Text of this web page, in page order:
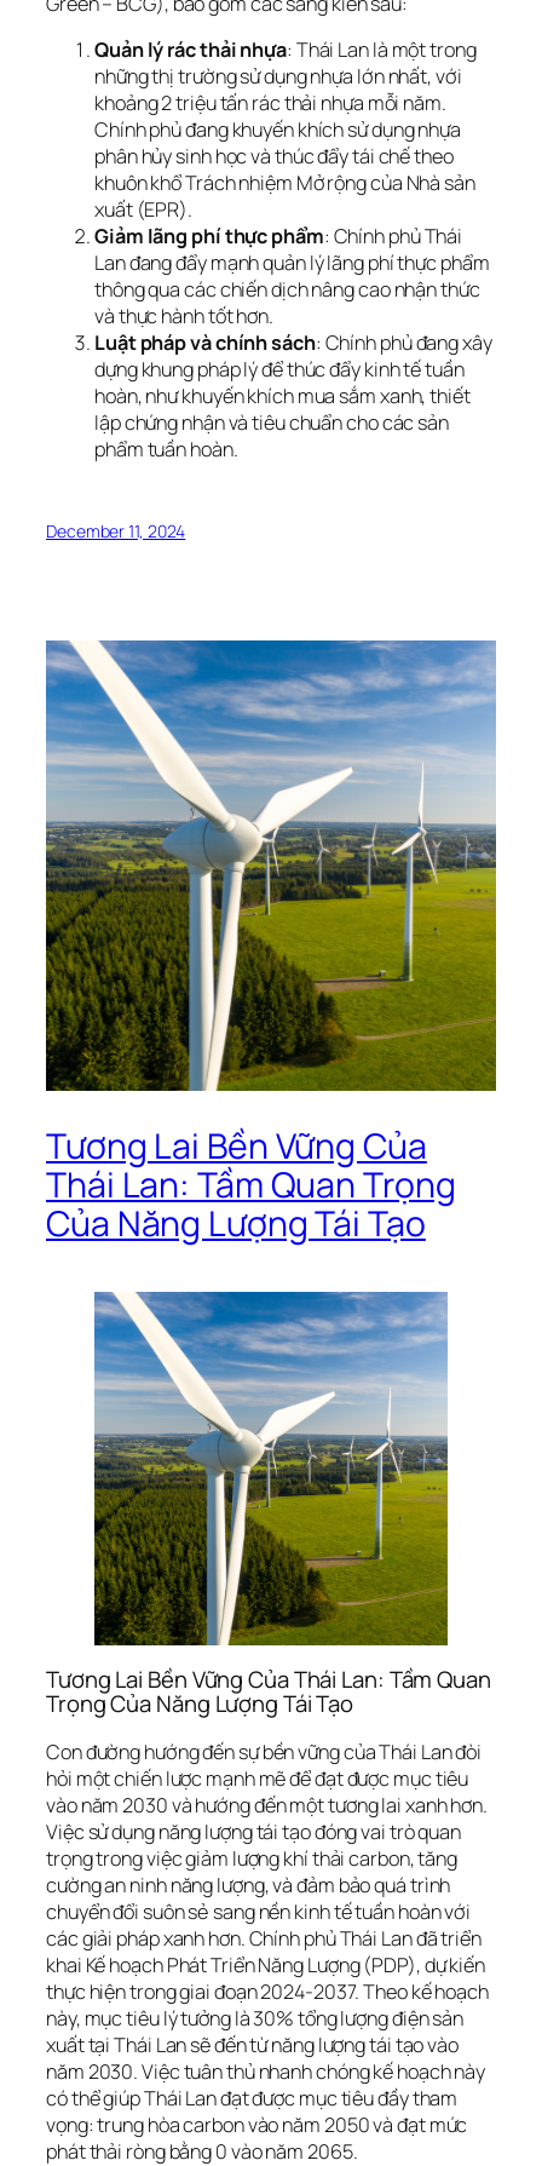
Quản lý rác thải nhựa: Thái Lan là một trong
những thị trường sử dụng nhựa lớn nhất, với
khoảng 2 triệu tấn rác thải nhựa mỗi năm.
Chính phủ đang khuyến khích sử dụng nhựa
phân hủy sinh học và thúc đẩy tái chế theo
khuôn khổ Trách nhiệm Mở rộng của Nhà sản
xuất (EPR).
Giảm lãng phí thực phẩm: Chính phủ Thái
Lan đang đẩy mạnh quản lý lãng phí thực phẩm
thông qua các chiến dịch nâng cao nhận thức
và thực hành tốt hơn.
Luật pháp và chính sách: Chính phủ đang xây
dựng khung pháp lý để thúc đẩy kinh tế tuần
hoàn, như khuyến khích mua sắm xanh, thiết
lập chứng nhận và tiêu chuẩn cho các sản
phẩm tuần hoàn.
December 11, 2024
Tương Lai Bền Vững Của
Thái Lan: Tầm Quan Trọng
Của Năng Lượng Tái Tạo
Tương Lai Bền Vững Của Thái Lan: Tầm Quan
Trọng Của Năng Lượng Tái Tạo
Con đường hướng đến sự bền vững của Thái Lan đòi
hỏi một chiến lược mạnh mẽ để đạt được mục tiêu
vào năm 2030 và hướng đến một tương lai xanh hơn.
Việc sử dụng năng lượng tái tạo đóng vai trò quan
trọng trong việc giảm lượng khí thải carbon, tăng
cường an ninh năng lượng, và đảm bảo quá trình
chuyển đổi suôn sẻ sang nền kinh tế tuần hoàn với
các giải pháp xanh hơn. Chính phủ Thái Lan đã triển
khai Kế hoạch Phát Triển Năng Lượng (PDP), dự kiến
thực hiện trong giai đoạn 2024-2037. Theo kế hoạch
này, mục tiêu lý tưởng là 30% tổng lượng điện sản
xuất tại Thái Lan sẽ đến từ năng lượng tái tạo vào
năm 2030. Việc tuân thủ nhanh chóng kế hoạch này
có thể giúp Thái Lan đạt được mục tiêu đầy tham
vọng: trung hòa carbon vào năm 2050 và đạt mức
phát thải ròng bằng 0 vào năm 2065.